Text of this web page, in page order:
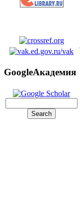
GoogleАкадемия